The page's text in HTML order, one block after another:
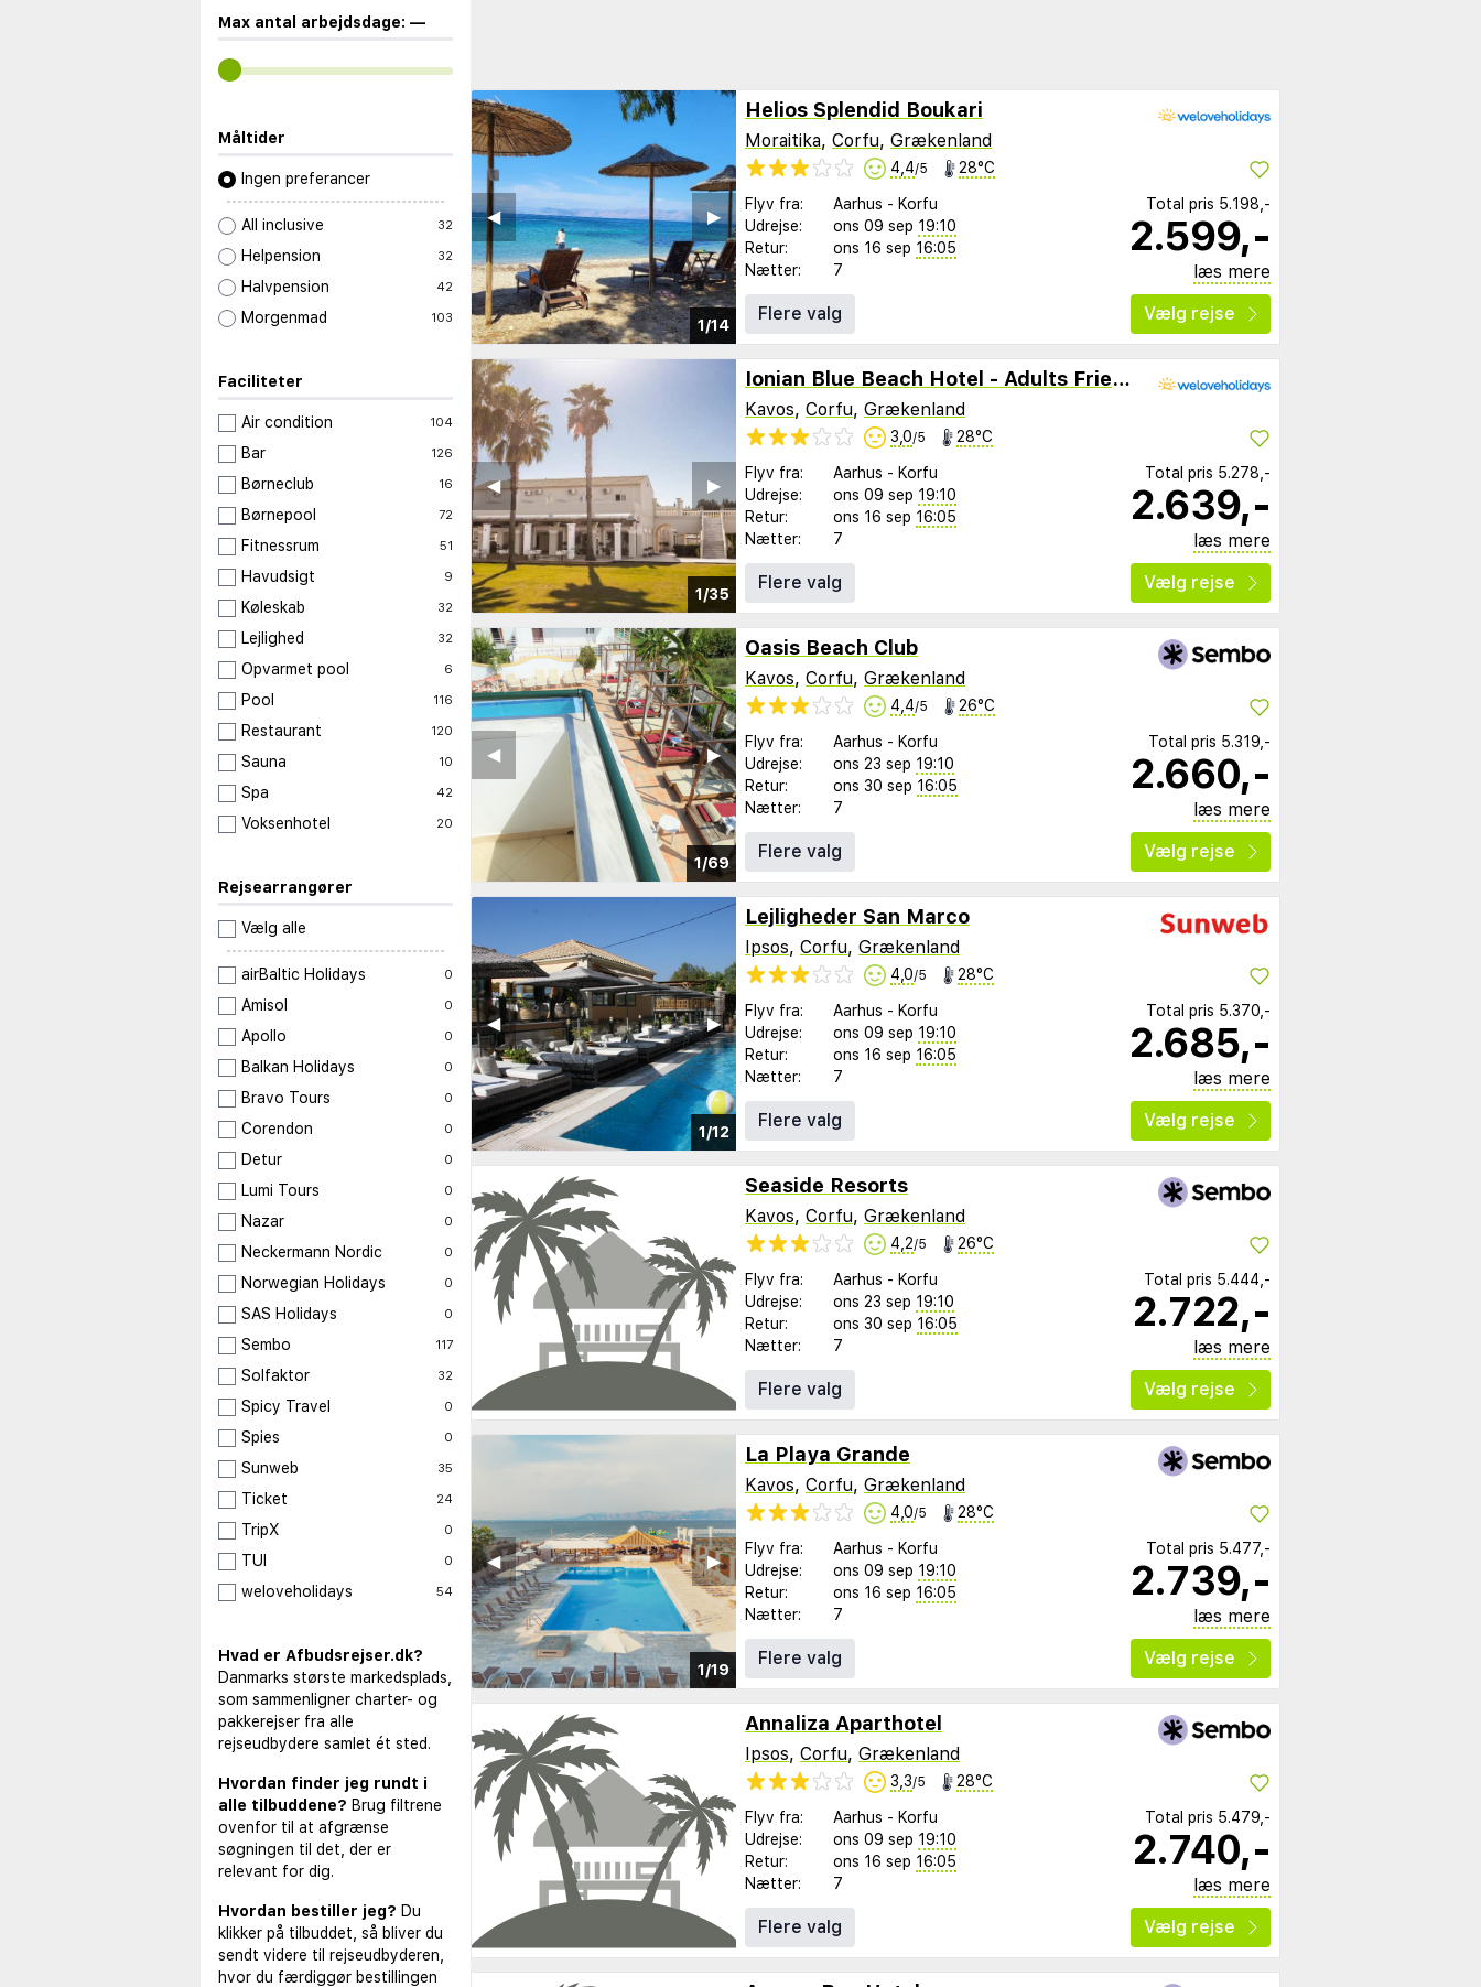
Max antal arbejdsdage: —
Måltider
Ingen preferancer
All inclusive 32
Helpension 32
Halvpension 42
Morgenmad 103
Faciliteter
Air condition 104
Bar 126
Børneclub 16
Børnepool 72
Fitnessrum 51
Havudsigt 9
Køleskab 32
Lejlighed 32
Opvarmet pool 6
Pool 116
Restaurant 120
Sauna 10
Spa 42
Voksenhotel 20
Rejsearrangører
Vælg alle
airBaltic Holidays 0
Amisol 0
Apollo 0
Balkan Holidays 0
Bravo Tours 0
Corendon 0
Detur 0
Lumi Tours 0
Nazar 0
Neckermann Nordic 0
Norwegian Holidays 0
SAS Holidays 0
Sembo 117
Solfaktor 32
Spicy Travel 0
Spies 0
Sunweb 35
Ticket 24
TripX 0
TUI 0
weloveholidays 54
Hvad er Afbudsrejser.dk?
Danmarks største markedsplads,
som sammenligner charter- og
pakkerejser fra alle
rejseudbydere samlet ét sted.
Hvordan finder jeg rundt i
alle tilbuddene? Brug filtrene
ovenfor til at afgrænse
søgningen til det, der er
relevant for dig.
Hvordan bestiller jeg? Du
klikker på tilbuddet, så bliver du
sendt videre til rejseudbyderen,
hvor du færdiggør bestillingen
1/14
▶︎
◀︎
Helios Splendid Boukari
Moraitika, Corfu, Grækenland
4,4/5 28°C
Flyv fra: Aarhus - Korfu
Udrejse:
ons 09 sep 19:10
Retur:
ons 16 sep 16:05
Nætter:
7
Total pris 5.198,-
2.599,-
læs mere
Flere valg
Vælg rejse
1/35
▶︎
◀︎
Ionian Blue Beach Hotel - Adults Friendly
Kavos, Corfu, Grækenland
3,0/5 28°C
Flyv fra: Aarhus - Korfu
Udrejse:
ons 09 sep 19:10
Retur:
ons 16 sep 16:05
Nætter:
7
Total pris 5.278,-
2.639,-
læs mere
Flere valg
Vælg rejse
1/69
▶︎
◀︎
Oasis Beach Club
Kavos, Corfu, Grækenland
4,4/5 26°C
Flyv fra: Aarhus - Korfu
Udrejse:
ons 23 sep 19:10
Retur:
ons 30 sep 16:05
Nætter:
7
Total pris 5.319,-
2.660,-
læs mere
Flere valg
Vælg rejse
1/12
▶︎
◀︎
Lejligheder San Marco
Ipsos, Corfu, Grækenland
4,0/5 28°C
Flyv fra: Aarhus - Korfu
Udrejse:
ons 09 sep 19:10
Retur:
ons 16 sep 16:05
Nætter:
7
Total pris 5.370,-
2.685,-
læs mere
Flere valg
Vælg rejse
Seaside Resorts
Kavos, Corfu, Grækenland
4,2/5 26°C
Flyv fra: Aarhus - Korfu
Udrejse:
ons 23 sep 19:10
Retur:
ons 30 sep 16:05
Nætter:
7
Total pris 5.444,-
2.722,-
læs mere
Flere valg
Vælg rejse
1/19
▶︎
◀︎
La Playa Grande
Kavos, Corfu, Grækenland
4,0/5 28°C
Flyv fra: Aarhus - Korfu
Udrejse:
ons 09 sep 19:10
Retur:
ons 16 sep 16:05
Nætter:
7
Total pris 5.477,-
2.739,-
læs mere
Flere valg
Vælg rejse
Annaliza Aparthotel
Ipsos, Corfu, Grækenland
3,3/5 28°C
Flyv fra: Aarhus - Korfu
Udrejse:
ons 09 sep 19:10
Retur:
ons 16 sep 16:05
Nætter:
7
Total pris 5.479,-
2.740,-
læs mere
Flere valg
Vælg rejse